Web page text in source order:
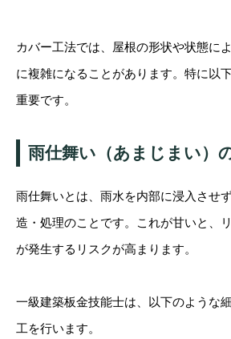
カバー工法では、屋根の形状や状態に
に複雑になることがあります。特に以
重要です。
雨仕舞い（あまじまい）
雨仕舞いとは、雨水を内部に浸入させ
造・処理のことです。これが甘いと、
が発生するリスクが高まります。
一級建築板金技能士は、以下のような
工を行います。